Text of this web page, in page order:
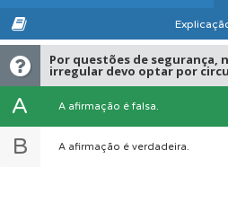
Por questões de segurança,
irregular devo optar por
A A afirmação é falsa.
B A afirmação é verdadeira.